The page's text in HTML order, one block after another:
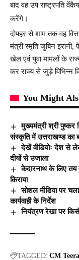
बाद वह उप राष्ट्रपति
करेंगे।
दोपहर से शाम तक वह
मंत्री स्मृति जुबिन
खेल एवं युवा मामलों के
कर राज्य से जुड़े विभिन्न
You Might
मुख्यमंत्री श्री पुष्कर
संस्कृति में उत्तराखण्ड का
देखें वीडियोः देश से
दीयों से उजाला
केदारनाथ के लिए तय
किराया
सोशल मीडिया पर
कार्यवाही के निर्देश
नियंत्रण रेखा पर
TAGGED: CM